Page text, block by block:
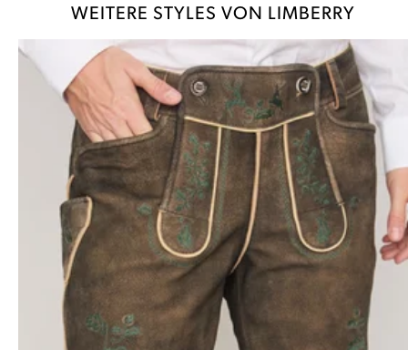
WEITERE STYLES VON LIMBERRY